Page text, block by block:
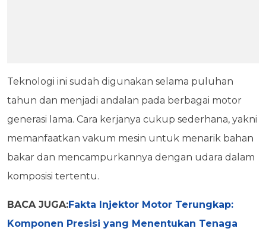
Teknologi ini sudah digunakan selama puluhan
tahun dan menjadi andalan pada berbagai motor
generasi lama. Cara kerjanya cukup sederhana, yakni
memanfaatkan vakum mesin untuk menarik bahan
bakar dan mencampurkannya dengan udara dalam
komposisi tertentu.
BACA JUGA:Fakta Injektor Motor Terungkap:
Komponen Presisi yang Menentukan Tenaga